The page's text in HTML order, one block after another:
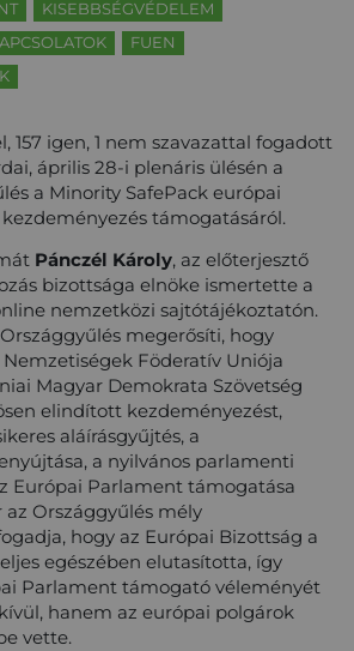
KISEBBSÉGVÉDELEM
FUEN
157 igen, 1 nem szavazattal fogadott
április 28-i plenáris ülésén a
a Minority SafePack európai
támogatásáról.
Pánczél Károly, az előterjesztő
bizottsága elnöke ismertette a
nemzetközi sajtótájékoztatón.
megerősíti, hogy
Föderatív Uniója
Magyar Demokrata Szövetség
elindított kezdeményezést,
aláírásgyűjtés, a
a nyilvános parlamenti
Európai Parlament támogatása
Országgyűlés mély
hogy az Európai Bizottság a
egészében elutasította, így
Parlament támogató véleményét
hanem az európai polgárok
vette.